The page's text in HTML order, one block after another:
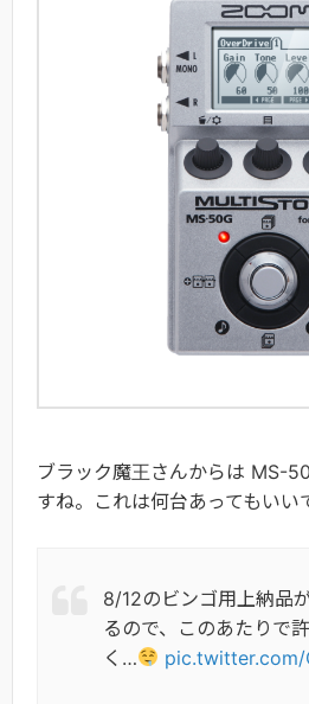
ブラック魔王さんからは MS-
すね。これは何台あってもいい
8/12のビンゴ用上納品
るので、このあたりで
く…
pic.twitter.com/